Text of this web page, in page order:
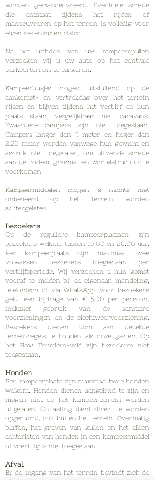
worden gemanoeuvreerd. Eventuele schade
die ontstaat tijdens het rijden of
manoeuvreren op het terrein is volledig voor
eigen rekening en risico.
Na het uitladen van uw kampeerspullen
verzoeken wij u uw auto op het centrale
parkeerterrein te parkeren.
Kampeerbusjes mogen uitsluitend op de
aankomst- en vertrekdag over het terrein
rijden en blijven tijdens het verblijf op hun
plaats staan, vergelijkbaar met caravans.
Zwaardere campers zijn niet toegestaan.
Campers langer dan 5 meter en hoger dan
2,20 meter worden vanwege hun gewicht en
asdruk niet toegelaten, om blijvende schade
aan de bodem, grasmat en wortelstructuur te
voorkomen.
Kampeermiddelen mogen ’s nachts niet
onbeheerd op het terrein worden
achtergelaten.
Bezoekers
Op de reguliere kampeerplaatsen zijn
bezoekers welkom tussen 10.00 en 20.00 uur.
Per kampeerplaats zijn maximaal twee
volwassen bezoekers toegestaan per
verblijfsperiode. Wij verzoeken u hun komst
vooraf te melden bij de eigenaar, mondeling,
telefonisch of via WhatsApp. Voor bezoekers
geldt een bijdrage van € 5,00 per persoon,
inclusief gebruik van de sanitaire
voorzieningen en de slechtweervoorziening.
Bezoekers dienen zich aan dezelfde
terreinregels te houden als onze gasten. Op
het Slow Travelers-veld zijn bezoekers niet
toegestaan.
Honden
Per kampeerplaats zijn maximaal twee honden
welkom. Honden dienen aangelijnd te zijn en
mogen niet op het kampeerterrein worden
uitgelaten. Ontlasting dient direct te worden
opgeruimd, ook buiten het terrein. Overmatig
blaffen, het graven van kuilen en het alleen
achterlaten van honden in een kampeermiddel
of voertuig is niet toegestaan.
Afval
Bij de ingang van het terrein bevindt zich de
afvalstraat met containers voor glas, papier,